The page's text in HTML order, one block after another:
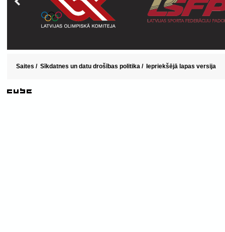
Saites / Sīkdatnes un datu drošības politika / Iepriekšējā lapas versija